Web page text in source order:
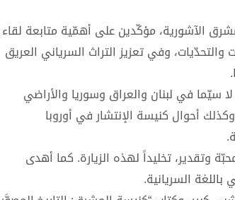
الآشورية، مؤكّدين على أهمّية متابعة لقاء
وفي تعزيز التراث السرياني العريق
في لبنان والعراق وسوريا والأراضي
أحوال كنيسة الإنتشار في أوروبا
وتقدير، تخليداً لهذه الزيارة. كما أهدى
السريانية.